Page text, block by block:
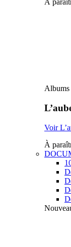
À
Albums
Voir
À